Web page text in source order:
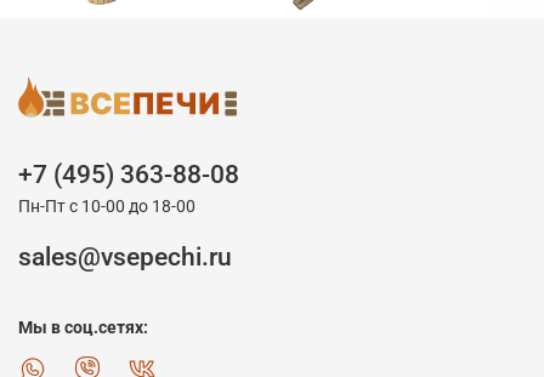
+7 (495) 363-88-08
Пн-Пт с 10-00 до 18-00
sales@vsepechi.ru
Мы в соц.сетях: